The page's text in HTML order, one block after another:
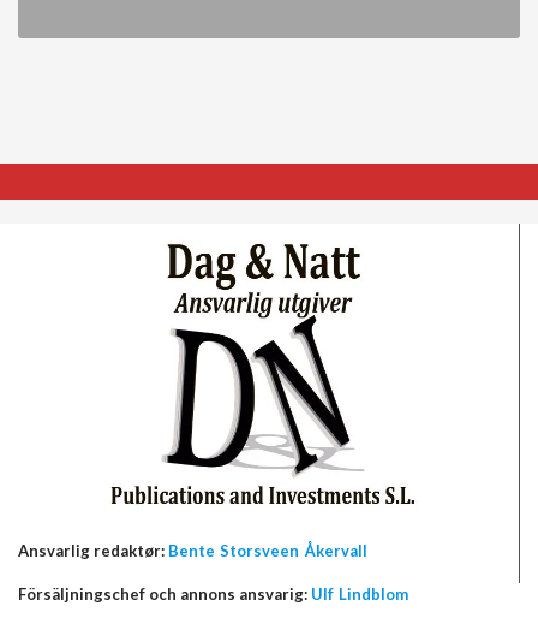
Ansvarlig redaktør: Bente Storsveen Åkervall
Försäljningschef och annons ansvarig: Ulf Lindblom